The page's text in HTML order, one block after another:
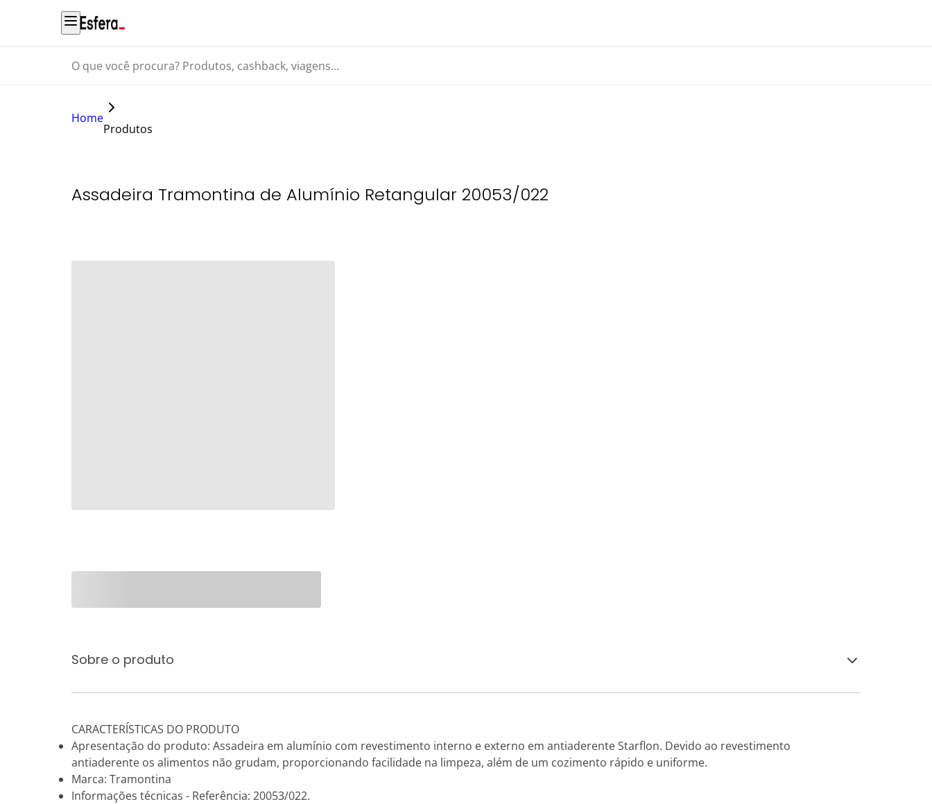
O que você procura? Produtos, cashback, viagens...
Home
Produtos
Assadeira Tramontina de Alumínio Retangular 20053/022
Sobre o produto
CARACTERÍSTICAS DO PRODUTO
Apresentação do produto: Assadeira em alumínio com revestimento interno e externo em antiaderente Starflon. Devido ao revestimento
antiaderente os alimentos não grudam, proporcionando facilidade na limpeza, além de um cozimento rápido e uniforme.
Marca: Tramontina
Informações técnicas - Referência: 20053/022.